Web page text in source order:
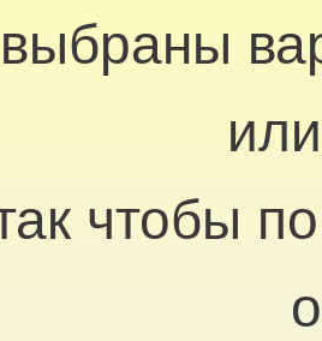
чтобы